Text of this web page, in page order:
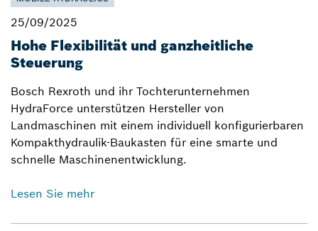
25/09/2025
Hohe Flexibilität und ganzheitliche
Steuerung
Bosch Rexroth und ihr Tochterunternehmen
HydraForce unterstützen Hersteller von
Landmaschinen mit einem individuell konfigurierbaren
Kompakthydraulik-Baukasten für eine smarte und
schnelle Maschinenentwicklung.
Lesen Sie mehr